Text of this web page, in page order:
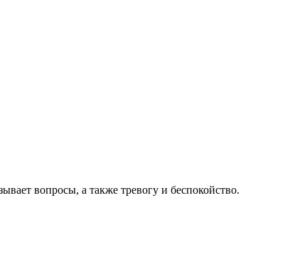
вопросы, а также тревогу и беспокойство.